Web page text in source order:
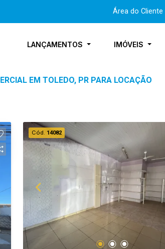
Área do Cliente
LANÇAMENTOS IMÓVEIS
EM TOLEDO, PR PARA LOCAÇÃO
Cód. 14082